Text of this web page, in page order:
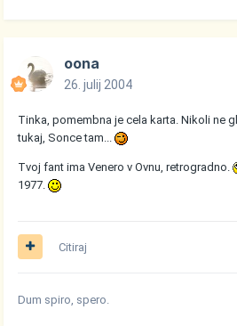
oona
26. julij 2004
Tinka, pomembna je cela karta. Nikoli ne
tukaj, Sonce tam...
Tvoj fant ima Venero v Ovnu, retrogradno.
1977.
Citiraj
Dum spiro, spero.